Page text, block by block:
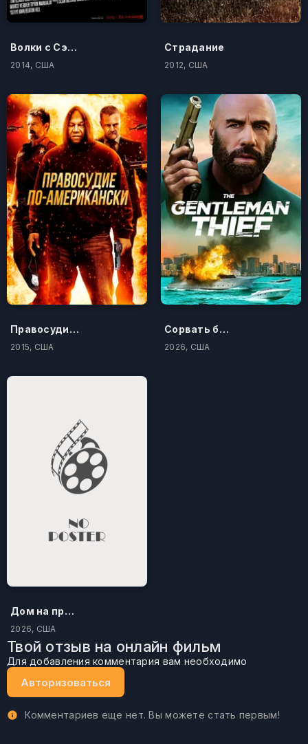
Волки с Сэйвин-Хилл
2014, США
Страдание
2012, США
Правосудие по-американски
2015, США
Сорвать банк 3: Вор-джентльмен
2026, США
Дом на проклятом холме
2026, США
Твой отзыв на онлайн фильм
Для добавления комментария вам необходимо
Авторизоваться
Комментариев еще нет. Вы можете стать первым!